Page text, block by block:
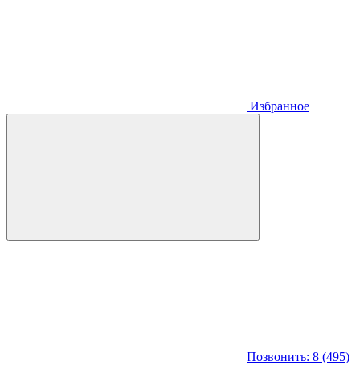
Избранное
Позвонить: 8 (495)